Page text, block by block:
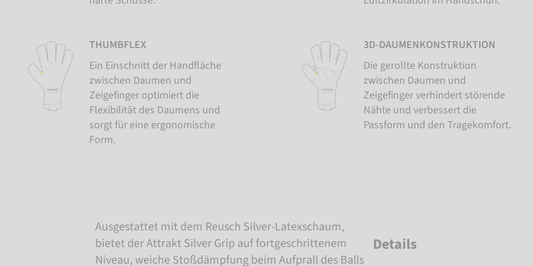
THUMBFLEX
Ein Einschnitt der Handfläche
zwischen Daumen und
Zeigefinger optimiert die
Flexibilität des Daumens und
sorgt für eine ergonomische
Form.
3D-DAUMENKONSTRUKTION
Die gerollte Konstruktion
zwischen Daumen und
Zeigefinger verhindert störende
Nähte und verbessert die
Passform und den Tragekomfort.
Ausgestattet mit dem Reusch Silver-Latexschaum,
bietet der Attrakt Silver Grip auf fortgeschrittenem
Niveau, weiche Stoßdämpfung beim Aufprall des Balls
Details